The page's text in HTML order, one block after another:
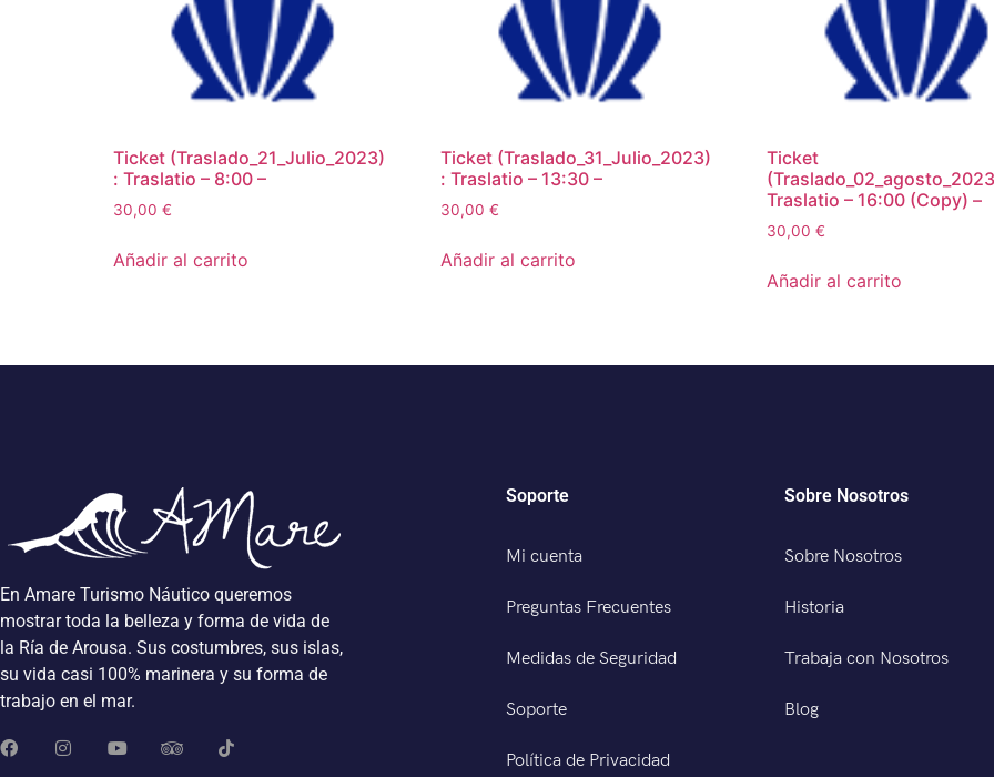
Ticket (Traslado_21_Julio_2023)
: Traslatio – 8:00 –
30,00 €
Añadir al carrito
Ticket (Traslado_31_Julio_2023)
: Traslatio – 13:30 –
30,00 €
Añadir al carrito
Ticket
Traslatio – 16:00 (Copy) –
30,00€
Añadir al carrito
En Amare Turismo Náutico queremos
mostrar toda la belleza y forma de vida de
la Ría de Arousa. Sus costumbres, sus islas,
su vida casi 100% marinera y su forma de
trabajo en el mar.
Soporte
Mi cuenta
Preguntas Frecuentes
Medidas de Seguridad
Soporte
Política de Privacidad
Sobre Nosotros
Sobre Nosotros
Historia
Trabaja con Nosotros
Blog